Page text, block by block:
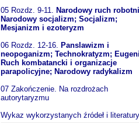
05 Rozdz. 9-11.
Narodowy ruch
Narodowy socjalizm; Socjalizm;
Mesjanizm i ezoteryzm
06 Rozdz. 12-16.
Panslawizm i
neopoganizm; Technokratyzm;
Ruch kombatancki i organizacje
parapolicyjne; Narodowy radykalizm
07 Zakończenie. Na rozdrożach
autorytaryzmu
Wykaz wykorzystanych źródeł i literatury